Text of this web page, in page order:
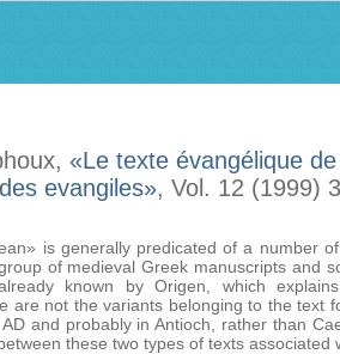
«Le texte évangélique
evangiles», Vol. 12 (1999)
is generally predicated of a number
of medieval Greek manuscripts and
known by Origen, which
are not the variants belonging to the text
and probably in Antioch, rather than
these two types of texts associated